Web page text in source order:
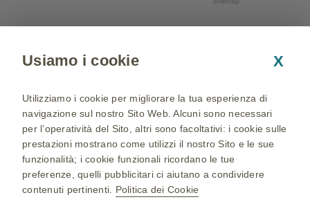
Usiamo i cookie X
Utilizziamo i cookie per migliorare la tua esperienza di
navigazione sul nostro Sito Web. Alcuni sono necessari
per l’operatività del Sito, altri sono facoltativi: i cookie sulle
prestazioni mostrano come utilizzi il nostro Sito e le sue
funzionalità; i cookie funzionali ricordano le tue
preferenze, quelli pubblicitari ci aiutano a condividere
contenuti pertinenti. Politica dei Cookie